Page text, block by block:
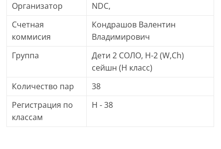
Организатор
NDC,
Счетная
коммисия
Кондрашов Валентин
Владимирович
Группа
Дети 2 СОЛО, H-2 (W,Ch)
сейшн (H класс)
Количество пар
38
Регистрация по
классам
H - 38